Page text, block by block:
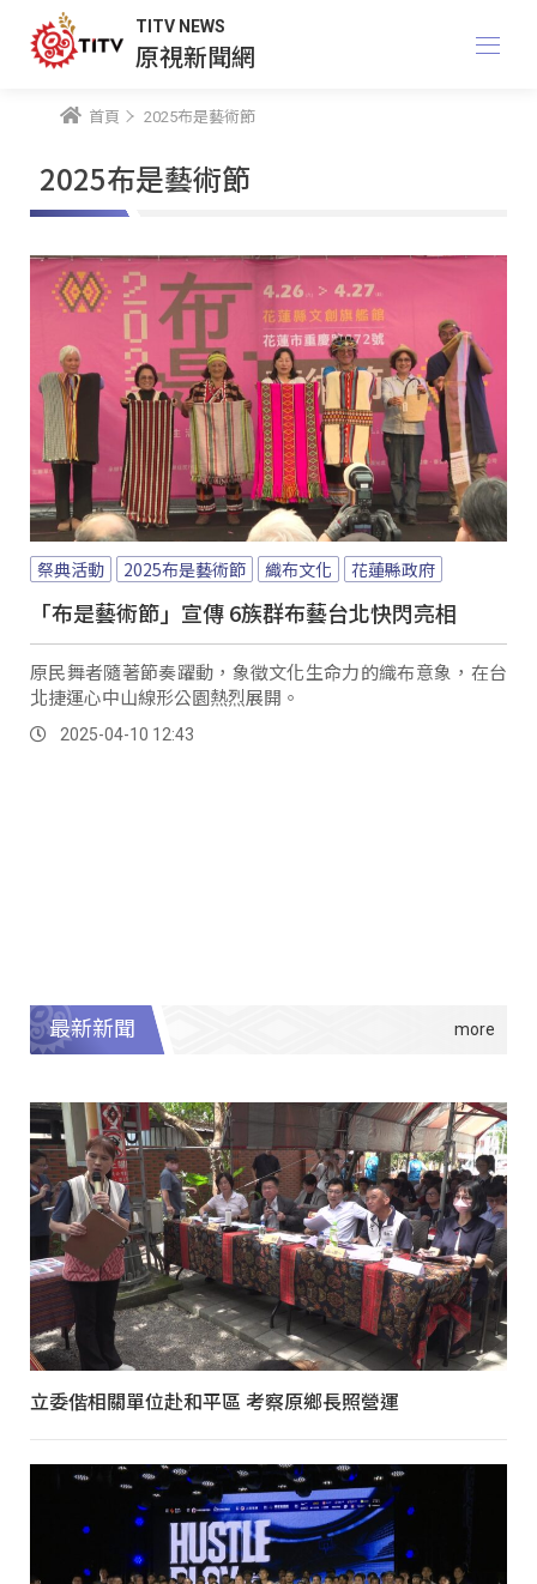
TITV NEWS
原視新聞網
首頁 2025布是藝術節
2025布是藝術節
祭典活動 2025布是藝術節 織布文化 花蓮縣政府
「布是藝術節」宣傳 6族群布藝台北快閃亮相
原民舞者隨著節奏躍動，象徵文化生命力的織布意象，在台
北捷運心中山線形公園熱烈展開。
2025-04-10 12:43
最新新聞
立委偕相關單位赴和平區 考察原鄉長照營運